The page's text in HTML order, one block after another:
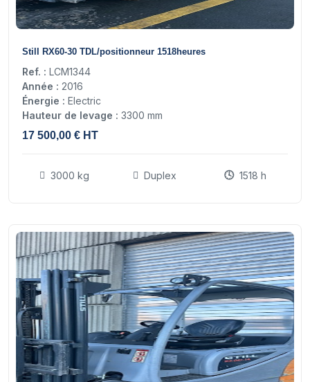
Still RX60-30 TDL/positionneur 1518heures
Ref. : LCM1344
Année : 2016
Énergie : Electric
Hauteur de levage : 3300 mm
17 500,00 € HT
3000 kg Duplex 1518 h